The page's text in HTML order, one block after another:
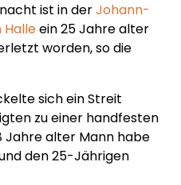
ist in derJohann-
ein 25 Jahre alter
worden, so die
sich ein Streit
zu einer handfesten
Jahre alter Mann habe
den 25-Jährigen